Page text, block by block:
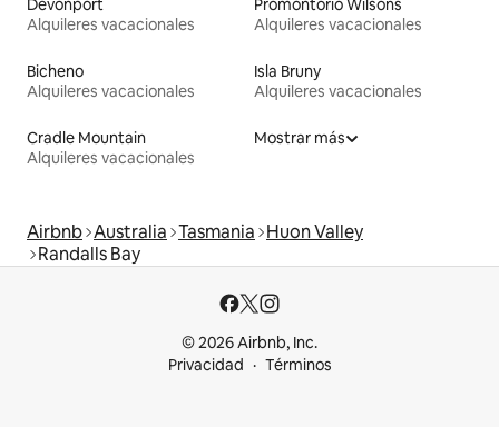
Devonport
Alquileres vacacionales
Promontorio Wilsons
Alquileres vacacionales
Bicheno
Alquileres vacacionales
Isla Bruny
Alquileres vacacionales
Cradle Mountain
Alquileres vacacionales
Mostrar más
Airbnb Australia Tasmania Huon Valley
Randalls Bay
© 2026 Airbnb, Inc.
Privacidad
Términos